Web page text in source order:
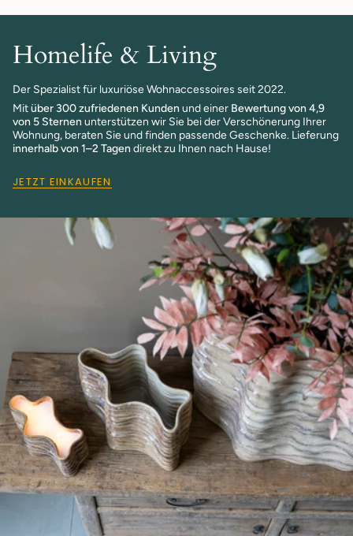
Homelife & Living
Der Spezialist für luxuriöse Wohnaccessoires seit 2022.
Mitüber 300 zufriedenen Kunden und einer Bewertung von 4,9
von 5 Sternen unterstützen wir Sie bei der Verschönerung Ihrer
Wohnung, beraten Sie und finden passende Geschenke. Lieferung
innerhalb von 1–2 Tagen direkt zu Ihnen nach Hause!
JETZT EINKAUFEN